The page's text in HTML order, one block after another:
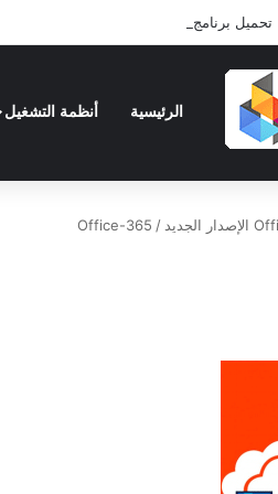
تحميل برنامج أدوبى بريمير برو 2024 | Adobe Premiere Pro 2024
الرئيسية أنظمة التشغيل
/
Office-365